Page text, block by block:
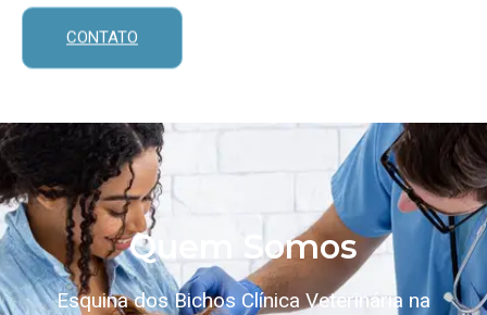
CONTATO
Quem Somos
Esquina dos Bichos Clínica Veterinária na